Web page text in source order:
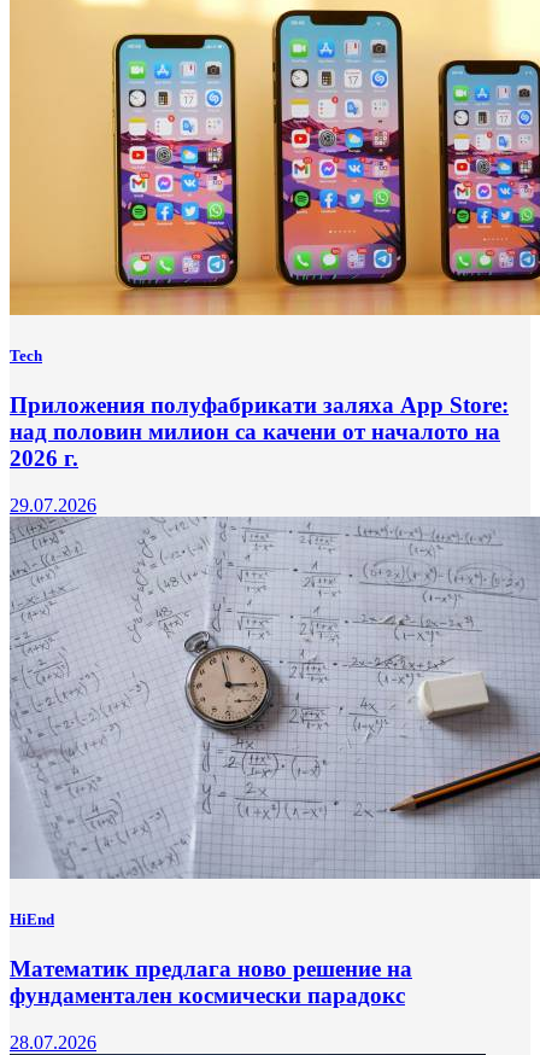
Tech
Приложения полуфабрикати заляха App Store:
над половин милион са качени от началото на
2026 г.
29.07.2026
HiEnd
Математик предлага ново решение на
фундаментален космически парадокс
28.07.2026